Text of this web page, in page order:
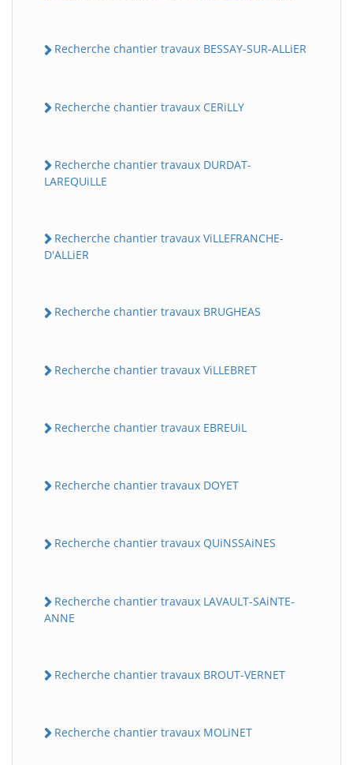
Recherche chantier travaux BESSAY-SUR-ALLiER
Recherche chantier travaux CERiLLY
Recherche chantier travaux DURDAT-
LAREQUiLLE
Recherche chantier travaux ViLLEFRANCHE-
D'ALLiER
Recherche chantier travaux BRUGHEAS
Recherche chantier travaux ViLLEBRET
Recherche chantier travaux EBREUiL
Recherche chantier travaux DOYET
Recherche chantier travaux QUiNSSAiNES
Recherche chantier travaux LAVAULT-SAiNTE-
ANNE
Recherche chantier travaux BROUT-VERNET
Recherche chantier travaux MOLiNET